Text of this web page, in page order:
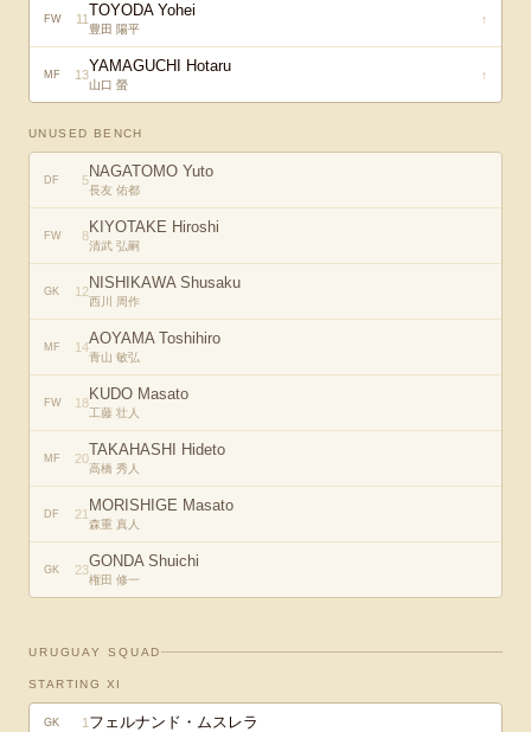
FW 11TOYODA Yohei
豊田 陽平
↑
MF 13YAMAGUCHI Hotaru
山口 螢
↑
UNUSED BENCH
DF 5NAGATOMO Yuto
長友 佑都
FW 8KIYOTAKE Hiroshi
清武 弘嗣
GK 12NISHIKAWA Shusaku
西川 周作
MF 14AOYAMA Toshihiro
青山 敏弘
FW 18KUDO Masato
工藤 壮人
MF 20TAKAHASHI Hideto
高橋 秀人
DF 21 MORISHIGE Masato
森重 真人
GK 23GONDA Shuichi
権田 修一
URUGUAY SQUAD
STARTING XI
GK 1 フェルナンド・ムスレラ